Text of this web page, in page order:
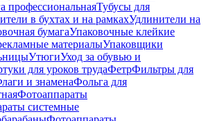
профессиональнаяТубусы для
в бухтах и на рамкахУдлинители на
бумагаУпаковочные клейкие
материалыУпаковщики
УтюгиУход за обувью и
для уроков трудаФетрФильтры для
и знаменаФольга для
Фотоаппараты
системные